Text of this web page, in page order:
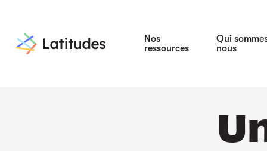
Nos
ressources
Qui
nous